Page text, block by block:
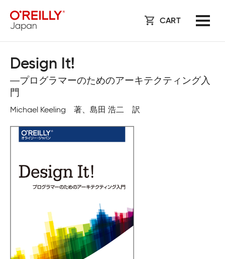
CART
Design It!
―プログラマーのためのアーキテクティング入
門
Michael Keeling 著、島田 浩二 訳